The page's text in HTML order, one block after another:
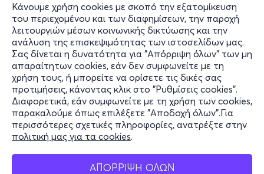
Κάνουμε χρήση cookies με σκοπό την εξατομίκευση
του περιεχομένου και των διαφημίσεων, την παροχή
λειτουργιών μέσων κοινωνικής δικτύωσης και την
ανάλυση της επισκεψιμότητας των ιστοσελίδων μας.
Σας δίνεται η δυνατότητα για "Απόρριψη όλων" των μη
απαραίτητων cookies, εάν δεν συμφωνείτε με τη
χρήση τους, ή μπορείτε να ορίσετε τις δικές σας
προτιμήσεις, κάνοντας κλικ στο "Ρυθμίσεις cookies".
Διαφορετικά, εάν συμφωνείτε με τη χρήση των cookies,
παρακαλούμε όπως επιλέξετε "Αποδοχή όλων".Για
περισσότερες σχετικές πληροφορίες, ανατρέξτε στην
πολιτική μας για τα cookies.
ΑΠΟΡΡΙΨΗ ΟΛΩΝ